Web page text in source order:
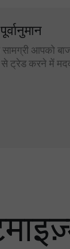
सामग्री आपको
से ट्रेड करने में